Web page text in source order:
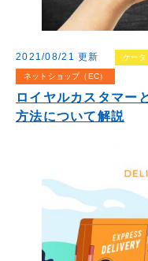
2021/08/21 更新 ケー
ネットショップ（EC）
ロイヤルカスタマー
方法について解説